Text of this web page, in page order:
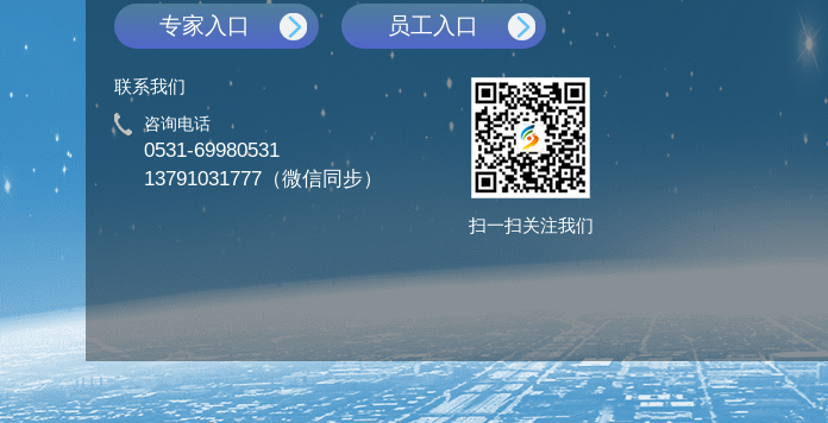
专家入口 员工入口
联系我们
咨询电话
0531-69980531
13791031777（微信同步）
扫一扫关注我们